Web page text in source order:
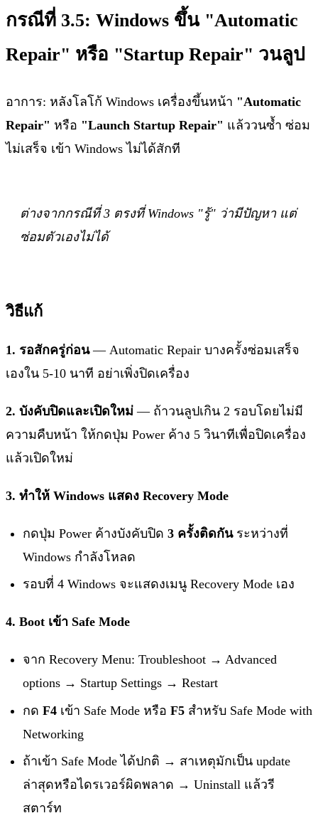
กรณีที่ 3.5: Windows ขึ้น "Automatic
Repair" หรือ "Startup Repair" วนลูป
อาการ: หลังโลโก้ Windows เครื่องขึ้นหน้า "Automatic
Repair" หรือ "Launch Startup Repair" แล้ววนซ้ำ ซ่อม
ไม่เสร็จ เข้า Windows ไม่ได้สักที
ต่างจากกรณีที่ 3 ตรงที่ Windows "รู้" ว่ามีปัญหา แต่
ซ่อมตัวเองไม่ได้
วิธีแก้
1. รอสักครู่ก่อน— Automatic Repair บางครั้งซ่อมเสร็จ
เองใน 5-10 นาที อย่าเพิ่งปิดเครื่อง
2. บังคับปิดและเปิดใหม่ — ถ้าวนลูปเกิน 2 รอบโดยไม่มี
ความคืบหน้า ให้กดปุ่ม Power ค้าง 5 วินาทีเพื่อปิดเครื่อง
แล้วเปิดใหม่
3. ทำให้ Windows แสดง Recovery Mode
กดปุ่ม Power ค้างบังคับปิด 3 ครั้งติดกันระหว่างที่
Windows กำลังโหลด
รอบที่ 4 Windows จะแสดงเมนู Recovery Mode เอง
4. Boot เข้า Safe Mode
จาก Recovery Menu: Troubleshoot → Advanced
options → Startup Settings → Restart
กด F4 เข้า Safe Mode หรือ F5 สำหรับ Safe Mode with
Networking
ถ้าเข้า Safe Mode ได้ปกติ → สาเหตุมักเป็น update
ล่าสุดหรือไดรเวอร์ผิดพลาด → Uninstall แล้วรี
สตาร์ท